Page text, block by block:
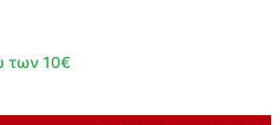
των 10€